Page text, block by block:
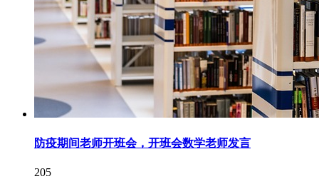
防疫期间老师开班会，开班会数学老师发言
205